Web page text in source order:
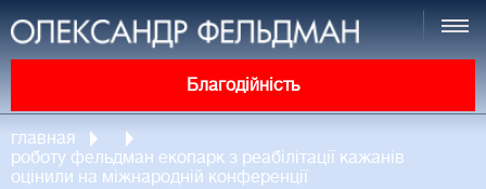
Благодійність
главная
роботу фельдман екопарк з реабілітації кажанів
оцінили на міжнародній конференції